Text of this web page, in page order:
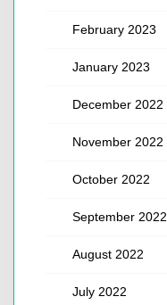
February 2023
January 2023
December 2022
November 2022
October 2022
September 2022
August 2022
July 2022